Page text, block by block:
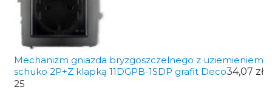
Mechanizm gniazda bryzgoszczelnego z uziemieniem
schuko 2P+Z klapką 11DGPB-1SDP grafit Deco34,07 zł
25